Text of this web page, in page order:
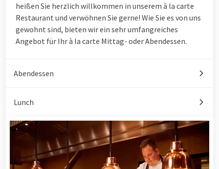
heißen Sie herzlich willkommen in unserem à la carte
Restaurant und verwöhnen Sie gerne! Wie Sie es von uns
gewohnt sind, bieten wir ein sehr umfangreiches
Angebot für Ihr à la carte Mittag- oder Abendessen.
Abendessen
Lunch